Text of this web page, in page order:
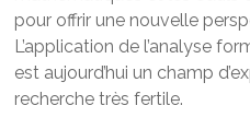
pour offrir une nouvelle
L’application de l’analyse
est aujourd’hui un champ
recherche très fertile.